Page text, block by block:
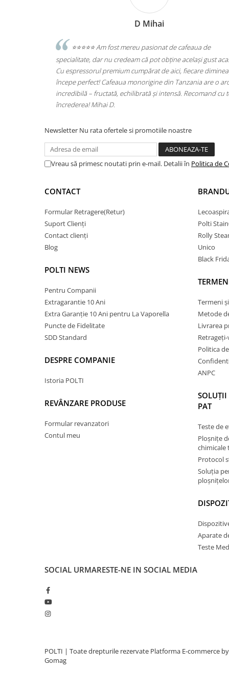
Accesorii aspiratoare
Accesorii dispozitive profesionale
Carduri Cadou
Pachete & Oferte
D Mihai
⭐️⭐️⭐️⭐️⭐️ Am fost mereu pasionat de cafeaua de
specialitate, dar nu credeam că pot obține același gust
Cu espressorul premium cumpărat de aici, fiecare
începe perfect! Cafeaua monorigine din Tanzania are o
incredibilă – fructată, echilibrată și intensă. Recomand cu
încrederea! Mihai D.
Newsletter Nu rata ofertele si promotiile noastre
Vreau să primesc noutati prin e-mail. Detalii în Politica de
CONTACT
Formular Retragere(Retur)
Suport Clienți
Contact clienți
Blog
POLTI NEWS
Pentru Companii
Extragarantie 10 Ani
Extra Garanție 10 Ani pentru La Vaporella
Puncte de Fidelitate
SDD Standard
DESPRE COMPANIE
Istoria POLTI
REVÂNZARE PRODUSE
Formular revanzatori
Contul meu
Polti
Rolly
Unico
Black
Termeni
Metode
Livrarea
Politica
ANPC
SOLUȚII
PAT
Teste de
Ploșnițe
chimicale
Protocol
Soluția
Aparate
Teste
SOCIAL URMARESTE-NE IN SOCIAL MEDIA
POLTI | Toate drepturile rezervate Platforma E-commerce by
Gomag